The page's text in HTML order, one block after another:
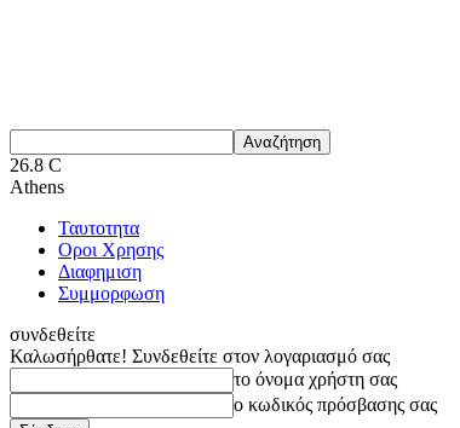
26.8 C
Athens
Ταυτοτητα
Οροι Χρησης
Διαφημιση
Συμμορφωση
συνδεθείτε
Καλωσήρθατε! Συνδεθείτε στον λογαριασμό σας
το όνομα χρήστη σας
ο κωδικός πρόσβασης σας